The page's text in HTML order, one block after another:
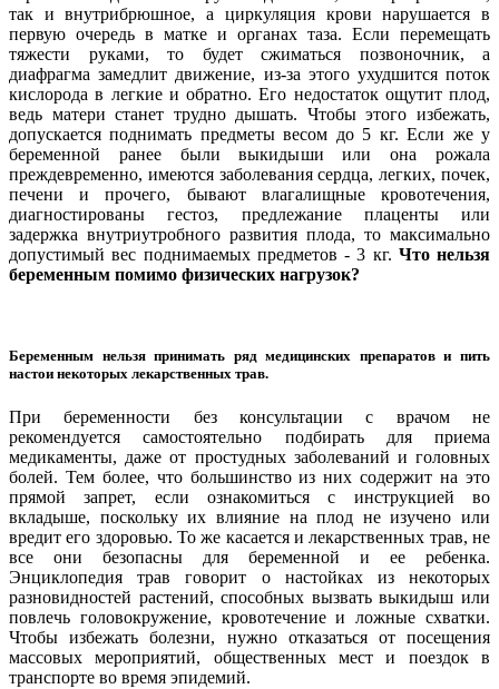
так и внутрибрюшное, а циркуляция крови нарушается в
первую очередь в матке и органах таза. Если перемещать
тяжести руками, то будет сжиматься позвоночник, а
диафрагма замедлит движение, из-за этого ухудшится поток
кислорода в легкие и обратно. Его недостаток ощутит плод,
ведь матери станет трудно дышать. Чтобы этого избежать,
допускается поднимать предметы весом до 5 кг. Если же у
беременной ранее были выкидыши или она рожала
преждевременно, имеются заболевания сердца, легких, почек,
печени и прочего, бывают влагалищные кровотечения,
диагностированы гестоз, предлежание плаценты или
задержка внутриутробного развития плода, то максимально
допустимый вес поднимаемых предметов - 3 кг. Что нельзя
беременным помимо физических нагрузок?
Беременным нельзя принимать ряд медицинских препаратов и пить
настои некоторых лекарственных трав.
При беременности без консультации с врачом не
рекомендуется самостоятельно подбирать для приема
медикаменты, даже от простудных заболеваний и головных
болей. Тем более, что большинство из них содержит на это
прямой запрет, если ознакомиться с инструкцией во
вкладыше, поскольку их влияние на плод не изучено или
вредит его здоровью. То же касается и лекарственных трав, не
все они безопасны для беременной и ее ребенка.
Энциклопедия трав говорит о настойках из некоторых
разновидностей растений, способных вызвать выкидыш или
повлечь головокружение, кровотечение и ложные схватки.
Чтобы избежать болезни, нужно отказаться от посещения
массовых мероприятий, общественных мест и поездок в
транспорте во время эпидемий.